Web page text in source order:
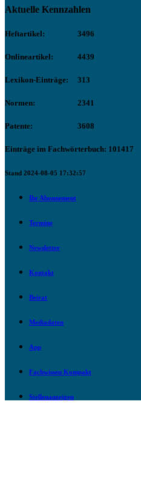
Aktuelle Kennzahlen
Heftartikel: 3496
Onlineartikel: 4439
Lexikon-Einträge: 313
Normen: 2341
Patente: 3608
Einträge im Fachwörterbuch: 101417
Stand 2024-08-05 17:32:57
Ihr Abonnement
Termine
Newsletter
Kontakt
Beirat
Mediadaten
App
Fachwissen Kompakt
Stellenanzeigen